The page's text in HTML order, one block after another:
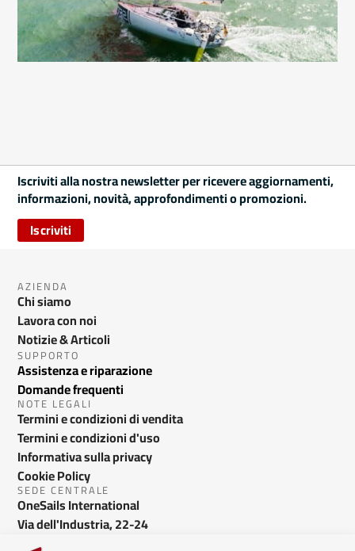
Iscriviti alla nostra newsletter per ricevere aggiornamenti,
informazioni, novità, approfondimenti o promozioni.
Iscriviti
AZIENDA
Chi siamo
Lavora con noi
Notizie & Articoli
SUPPORTO
Assistenza e riparazione
Domande frequenti
NOTE LEGALI
Termini e condizioni di vendita
Termini e condizioni d'uso
Informativa sulla privacy
Cookie Policy
SEDE CENTRALE
OneSails International
Via dell'Industria, 22-24
Bussolengo VR - Italy